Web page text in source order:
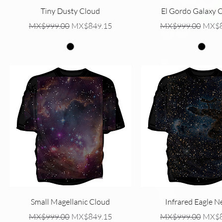
Quick View
Tiny Dusty Cloud
Regular Price
MX$999.00 Sale Price
MX$849.15
Quick View
El Gordo Galaxy
Regular Price
MX$999.00 Sale
Quick View
Small Magellanic Cloud
Regular Price
MX$999.00 Sale Price
MX$849.15
Quick View
Infrared Eagle
Regular Price
MX$999.00 Sale